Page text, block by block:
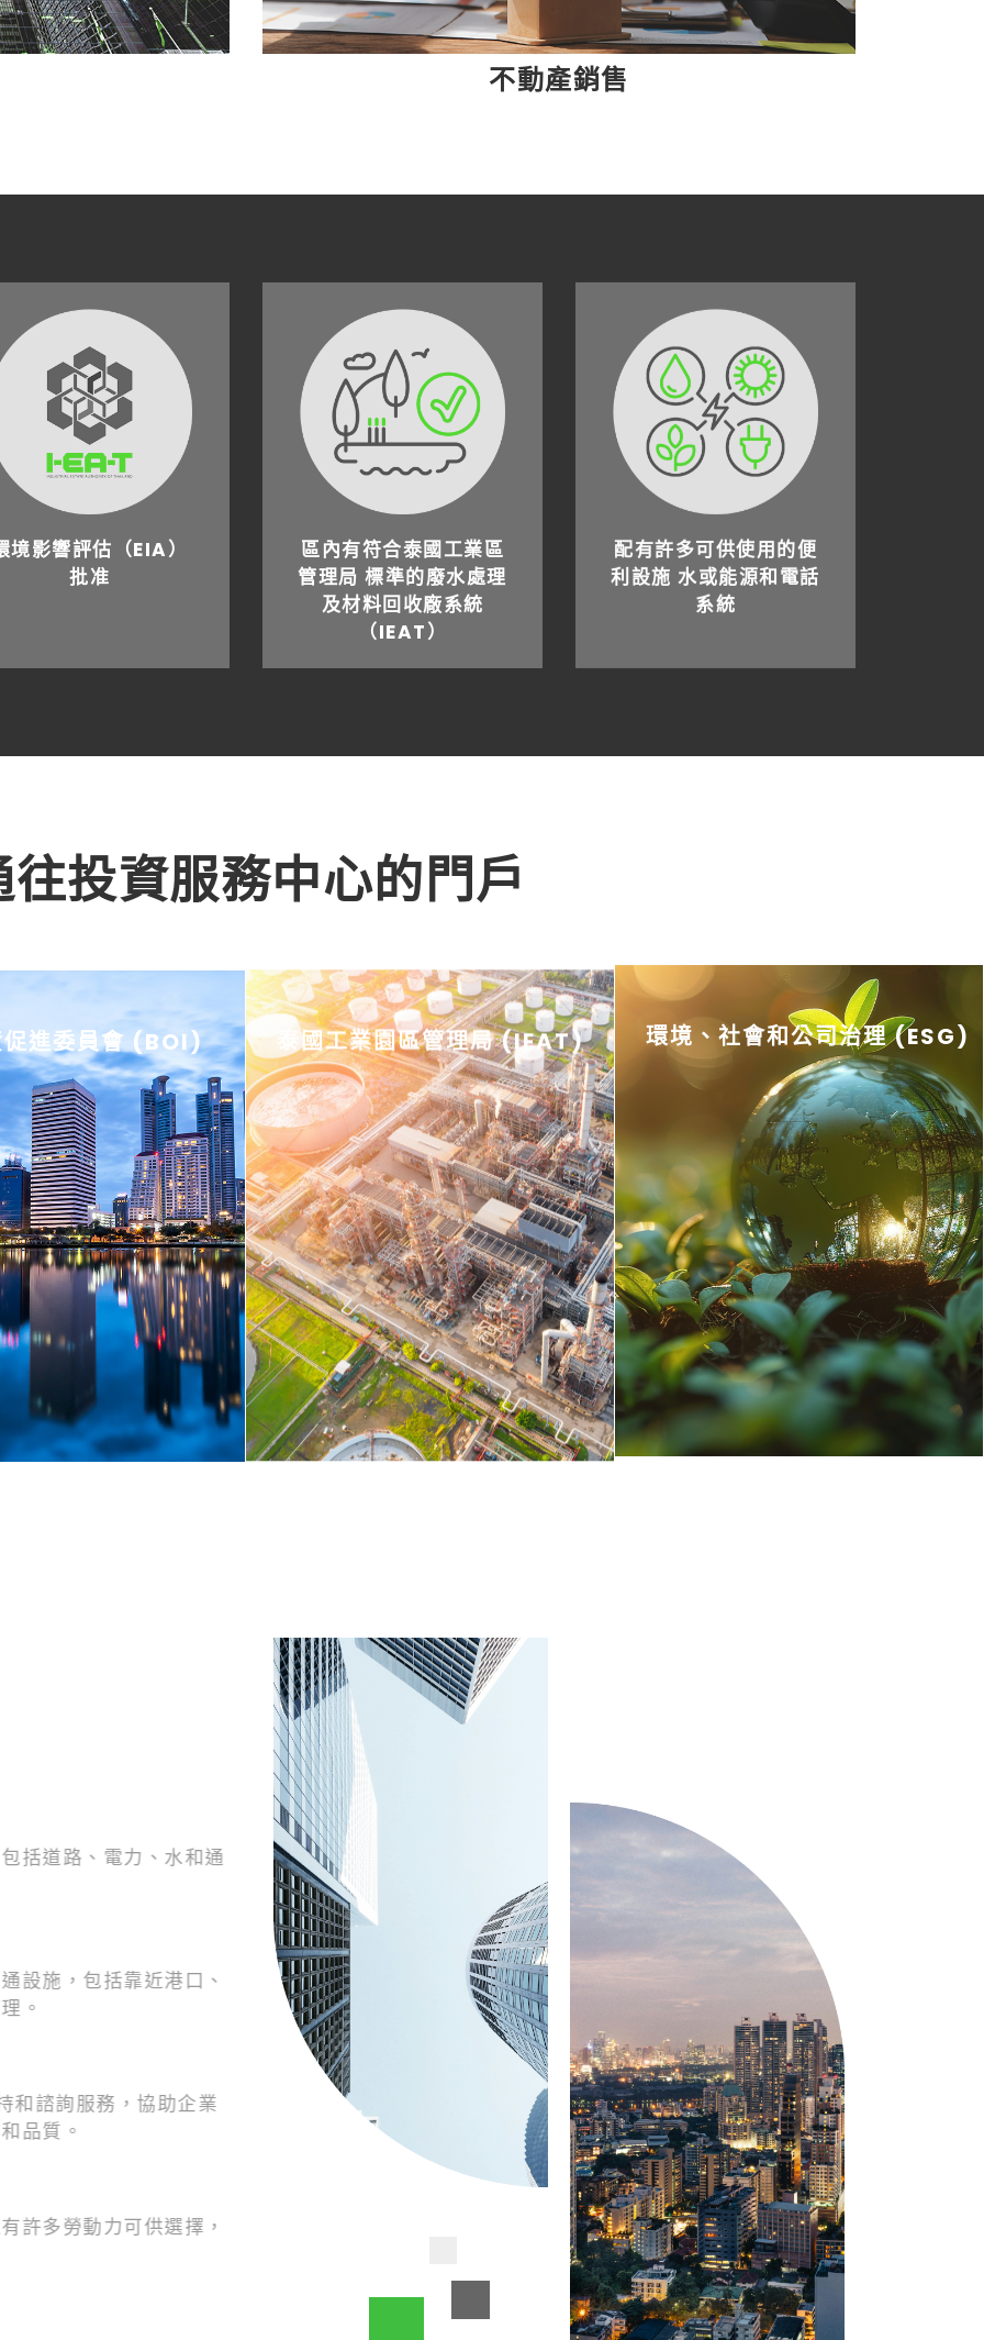
不動產銷售
境影響評估（EIA）
批准
區內有符合泰國工業區
管理局 標準的廢水處理
及材料回收廠系統
（IEAT）
配有許多可供使用的便
利設施 水或能源和電話
系統
往投資服務中心的門戶
促進委員會 (BOI) 泰國工業園區管理局 (IEAT) 環境、社會和公司治理 (ESG)
括道路、電力、水和通
設施，包括靠近港口、
。
和諮詢服務，協助企業
品質。
許多勞動力可供選擇，